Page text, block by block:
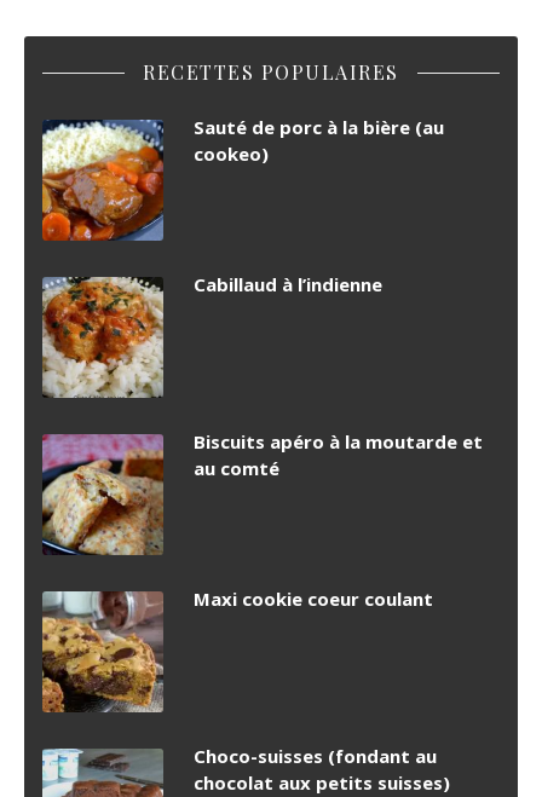
RECETTES POPULAIRES
Sauté de porc à la bière (au
cookeo)
Cabillaud à l’indienne
Biscuits apéro à la moutarde et
au comté
Maxi cookie coeur coulant
Choco-suisses (fondant au
chocolat aux petits suisses)